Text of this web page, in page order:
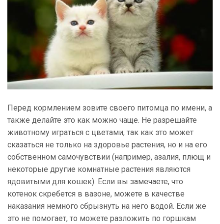
Перед кормлением зовите своего питомца по имени, а
также делайте это как можно чаще. Не разрешайте
животному играться с цветами, так как это может
сказаться не только на здоровье растения, но и на его
собственном самочувствии (например, азалия, плющ и
некоторые другие комнатные растения являются
ядовитыми для кошек). Если вы замечаете, что
котенок скребется в вазоне, можете в качестве
наказания немного сбрызнуть на него водой. Если же
это не помогает, то можете разложить по горшкам